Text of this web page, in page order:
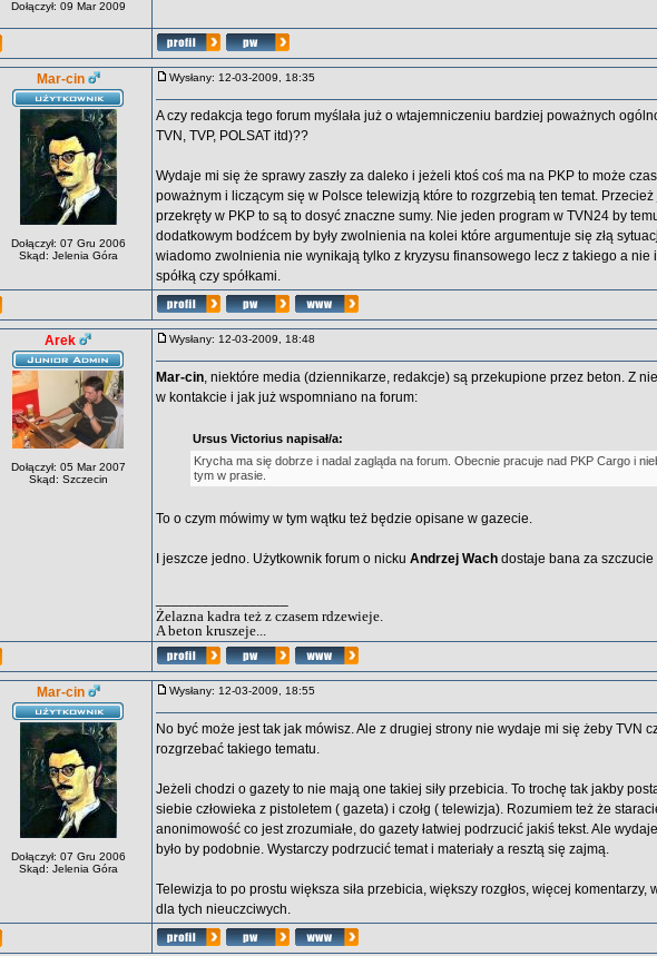
Dołączył: 09 Mar 2009
Mar-cin
Dołączył: 07 Gru 2006
Skąd: Jelenia Góra
Wysłany: 12-03-2009, 18:35
A czy redakcja tego forum myślała już o wtajemniczeniu bardziej poważnych
TVN, TVP, POLSAT itd)??
Wydaje mi się że sprawy zaszły za daleko i jeżeli ktoś coś ma na PKP to może
poważnym i liczącym się w Polsce telewizją które to rozgrzebią ten temat.
przekręty w PKP to są to dosyć znaczne sumy. Nie jeden program w TVN24 by
dodatkowym bodźcem by były zwolnienia na kolei które argumentuje się złą
wiadomo zwolnienia nie wynikają tylko z kryzysu finansowego lecz z takiego a nie
spółką czy spółkami.
Arek
Dołączył: 05 Mar 2007
Skąd: Szczecin
Wysłany: 12-03-2009, 18:48
Mar-cin, niektóre media (dziennikarze, redakcje) są przekupione przez beton. Z
w kontakcie i jak już wspomniano na forum:
Ursus Victorius napisał/a:
Krycha ma się dobrze i nadal zagląda na forum. Obecnie pracuje nad PKP Cargo i
tym w prasie.
To o czym mówimy w tym wątku też będzie opisane w gazecie.
I jeszcze jedno. Użytkownik forum o nicku Andrzej Wach dostaje bana za
Żelazna kadra też z czasem rdzewieje.
A beton kruszeje...
Mar-cin
Dołączył: 07 Gru 2006
Skąd: Jelenia Góra
Wysłany: 12-03-2009, 18:55
No być może jest tak jak mówisz. Ale z drugiej strony nie wydaje mi się żeby TVN
rozgrzebać takiego tematu.
Jeżeli chodzi o gazety to nie mają one takiej siły przebicia. To trochę tak jakby
siebie człowieka z pistoletem ( gazeta) i czołg ( telewizja). Rozumiem też że
anonimowość co jest zrozumiałe, do gazety łatwiej podrzucić jakiś tekst. Ale
było by podobnie. Wystarczy podrzucić temat i materiały a resztą się zajmą.
Telewizja to po prostu większa siła przebicia, większy rozgłos, więcej komentarzy,
dla tych nieuczciwych.